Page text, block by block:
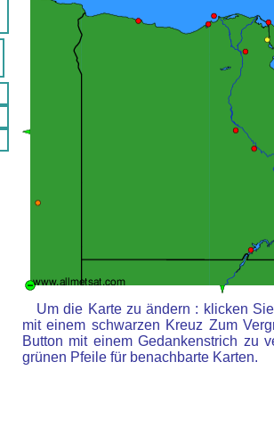
Um die Karte zu ändern : klicken
mit einem schwarzen Kreuz Zum
Button mit einem Gedankenstrich zu
grünen Pfeile für benachbarte Karten.